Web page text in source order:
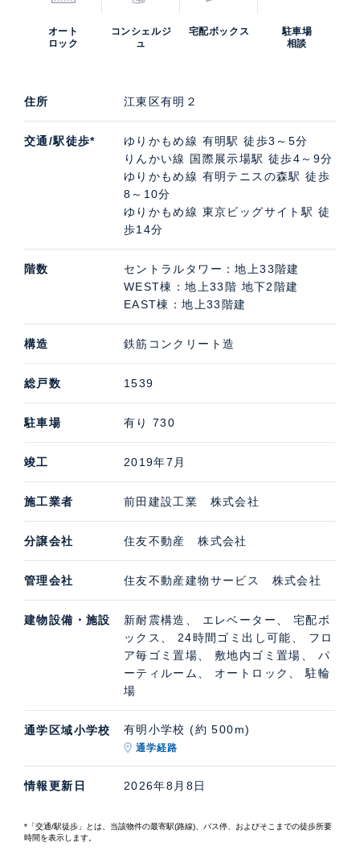
ン・コーポレーションにお任せください。担当は銀座湾
岸支店です。シティタワーズ東京ベイの募集（貸す・売
オート
ロック
コンシェルジ
ュ
宅配ボックス
駐車場
相談
住所 江東区有明２
交通/駅徒歩*
ゆりかもめ線 有明駅 徒歩3～5分
りんかい線 国際展示場駅 徒歩4～9分
ゆりかもめ線 有明テニスの森駅 徒歩
8～10分
ゆりかもめ線 東京ビッグサイト駅 徒
歩14分
階数
セントラルタワー：地上33階建
WEST棟：地上33階 地下2階建
EAST棟：地上33階建
構造 鉄筋コンクリート造
総戸数 1539
駐車場 有り 730
竣工 2019年7月
施工業者 前田建設工業 株式会社
分譲会社 住友不動産 株式会社
管理会社 住友不動産建物サービス 株式会社
建物設備・施設
新耐震構造、 エレベーター、 宅配ボ
ックス、 24時間ゴミ出し可能、 フロ
ア毎ゴミ置場、 敷地内ゴミ置場、 パ
ーティルーム、 オートロック、 駐輪
場
通学区域小学校 有明小学校 (約 500m)
通学経路
情報更新日 2026年8月8日
*「交通/駅徒歩」とは、当該物件の最寄駅(路線)、バス停、およびそこまでの徒歩所要
時間を表示します。